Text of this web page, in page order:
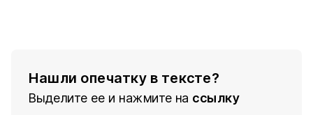
Нашли опечатку в тексте?
Выделите ее и нажмите на ссылку